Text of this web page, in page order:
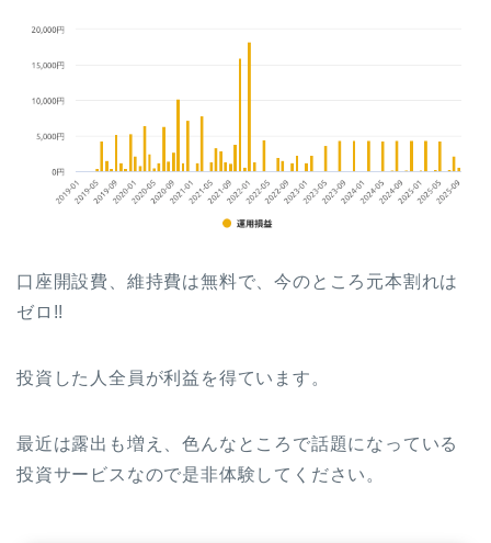
口座開設費、維持費は無料で、今のところ元本割れは
ゼロ!!
投資した人全員が利益を得ています。
最近は露出も増え、色んなところで話題になっている
投資サービスなので是非体験してください。